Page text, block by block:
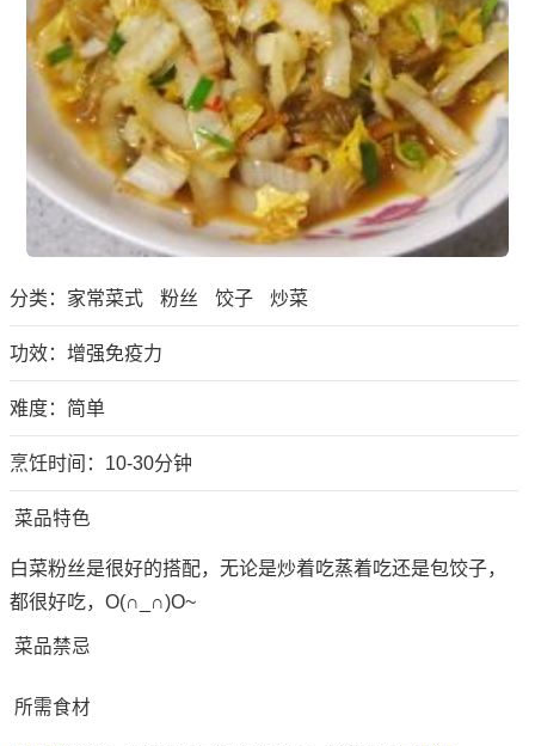
分类： 家常菜式 粉丝 饺子 炒菜
功效：增强免疫力
难度：简单
烹饪时间：10-30分钟
菜品特色
白菜粉丝是很好的搭配，无论是炒着吃蒸着吃还是包饺子，
都很好吃，O(∩_∩)O~
菜品禁忌
所需食材